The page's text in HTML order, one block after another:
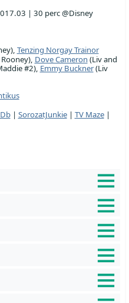
| 30 perc @Disney
Tenzing Norgay Trainor
Dove Cameron (Liv and
#2), Emmy Buckner(Liv
| SorozatJunkie| TV Maze|